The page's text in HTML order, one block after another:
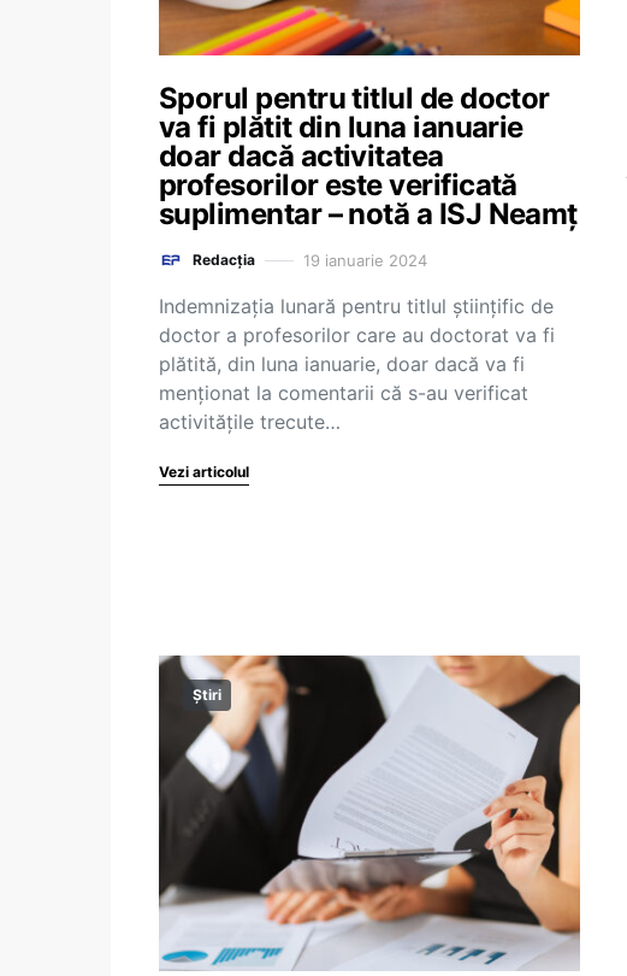
Sporul pentru titlul de doctor
va fi plătit din luna ianuarie
doar dacă activitatea
profesorilor este verificată
suplimentar – notă a ISJ Neamț
Redacția 19 ianuarie 2024
Indemnizația lunară pentru titlul științific de
doctor a profesorilor care au doctorat va fi
plătită, din luna ianuarie, doar dacă va fi
menționat la comentarii că s-au verificat
activitățile trecute…
Vezi articolul
Știri